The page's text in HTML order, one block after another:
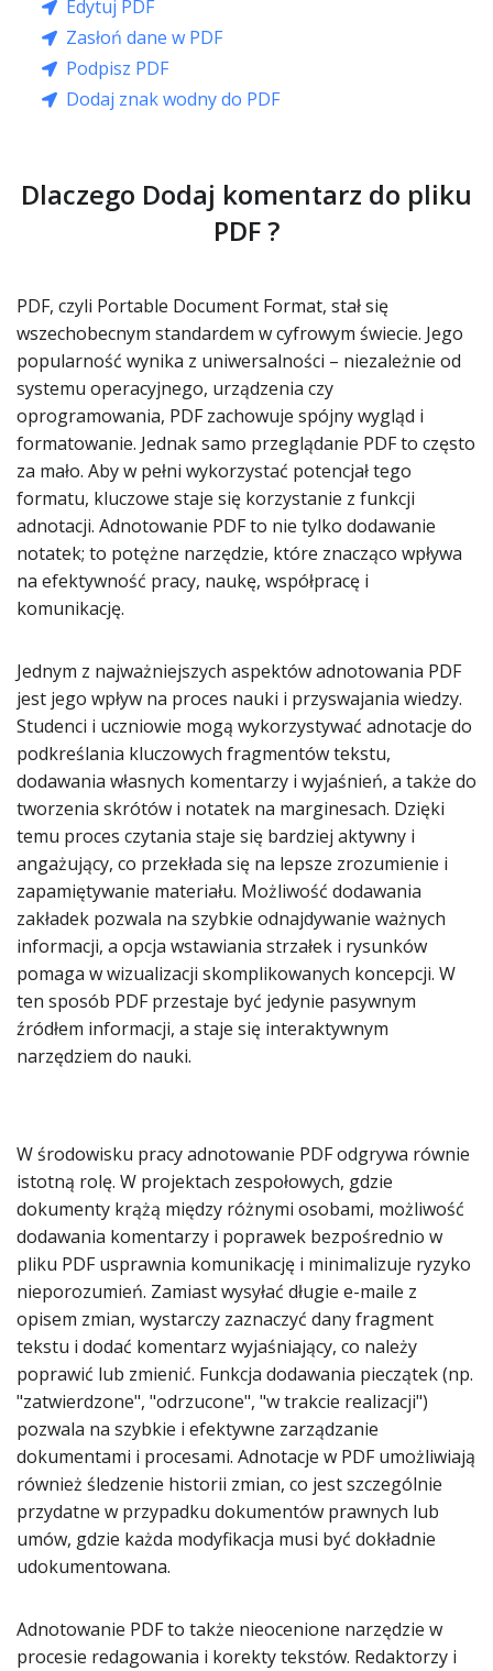
Edytuj PDF
Zasłoń dane w PDF
Podpisz PDF
Dodaj znak wodny do PDF
Dlaczego Dodaj komentarz do pliku
PDF ?
PDF, czyli Portable Document Format, stał się
wszechobecnym standardem w cyfrowym świecie. Jego
popularność wynika z uniwersalności – niezależnie od
systemu operacyjnego, urządzenia czy
oprogramowania, PDF zachowuje spójny wygląd i
formatowanie. Jednak samo przeglądanie PDF to często
za mało. Aby w pełni wykorzystać potencjał tego
formatu, kluczowe staje się korzystanie z funkcji
adnotacji. Adnotowanie PDF to nie tylko dodawanie
notatek; to potężne narzędzie, które znacząco wpływa
na efektywność pracy, naukę, współpracę i
komunikację.
Jednym z najważniejszych aspektów adnotowania PDF
jest jego wpływ na proces nauki i przyswajania wiedzy.
Studenci i uczniowie mogą wykorzystywać adnotacje do
podkreślania kluczowych fragmentów tekstu,
dodawania własnych komentarzy i wyjaśnień, a także do
tworzenia skrótów i notatek na marginesach. Dzięki
temu proces czytania staje się bardziej aktywny i
angażujący, co przekłada się na lepsze zrozumienie i
zapamiętywanie materiału. Możliwość dodawania
zakładek pozwala na szybkie odnajdywanie ważnych
informacji, a opcja wstawiania strzałek i rysunków
pomaga w wizualizacji skomplikowanych koncepcji. W
ten sposób PDF przestaje być jedynie pasywnym
źródłem informacji, a staje się interaktywnym
narzędziem do nauki.
W środowisku pracy adnotowanie PDF odgrywa równie
istotną rolę. W projektach zespołowych, gdzie
dokumenty krążą między różnymi osobami, możliwość
dodawania komentarzy i poprawek bezpośrednio w
pliku PDF usprawnia komunikację i minimalizuje ryzyko
nieporozumień. Zamiast wysyłać długie e-maile z
opisem zmian, wystarczy zaznaczyć dany fragment
tekstu i dodać komentarz wyjaśniający, co należy
poprawić lub zmienić. Funkcja dodawania pieczątek (np.
"zatwierdzone", "odrzucone", "w trakcie realizacji")
pozwala na szybkie i efektywne zarządzanie
dokumentami i procesami. Adnotacje w PDF umożliwiają
również śledzenie historii zmian, co jest szczególnie
przydatne w przypadku dokumentów prawnych lub
umów, gdzie każda modyfikacja musi być dokładnie
udokumentowana.
Adnotowanie PDF to także nieocenione narzędzie w
procesie redagowania i korekty tekstów. Redaktorzy i